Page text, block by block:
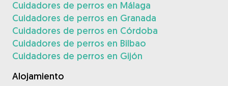
Cuidadores de perros en Málaga
Cuidadores de perros en Granada
Cuidadores de perros en Córdoba
Cuidadores de perros en Bilbao
Cuidadores de perros en Gijón
Alojamiento